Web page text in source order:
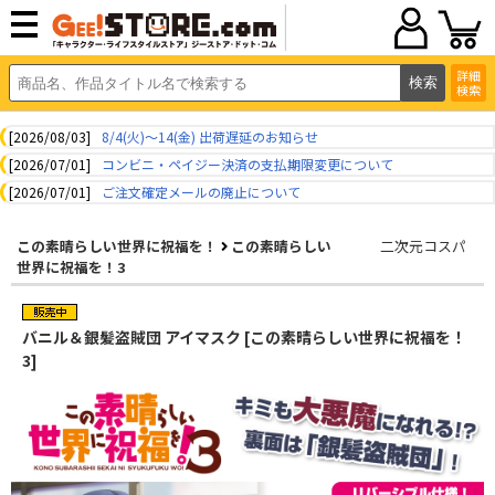
詳細
検索
[2026/08/03]
8/4(火)～14(金) 出荷遅延のお知らせ
[2026/07/01]
コンビニ・ペイジー決済の支払期限変更について
[2026/07/01]
ご注文確定メールの廃止について
この素晴らしい世界に祝福を！
この素晴らしい
世界に祝福を！3
二次元コスパ
バニル＆銀髪盗賊団 アイマスク [この素晴らしい世界に祝福を！
3]